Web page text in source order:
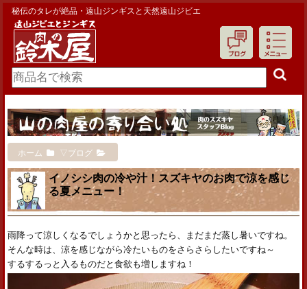
秘伝のタレが絶品・遠山ジンギスと天然遠山ジビエ
ホーム ▽ブログ
イノシシ肉の冷や汁！スズキヤのお肉で涼を感じ
る夏メニュー！
雨降って涼しくなるでしょうかと思ったら、まだまだ蒸し暑いですね。
そんな時は、涼を感じながら冷たいものをさらさらしたいですね～
するするっと入るものだと食欲も増しますね！